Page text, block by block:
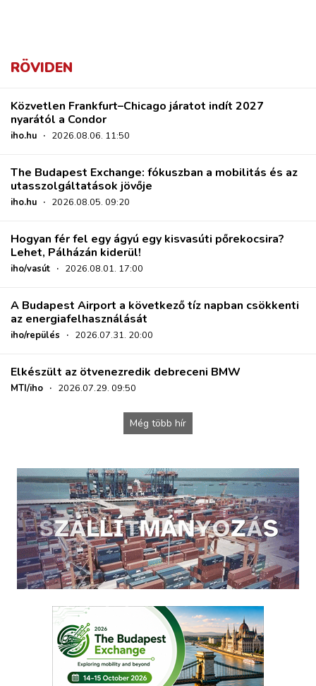
RÖVIDEN
Közvetlen Frankfurt–Chicago járatot indít 2027
nyarától a Condor
iho.hu · 2026.08.06. 11:50
The Budapest Exchange: fókuszban a mobilitás és az
utasszolgáltatások jövője
iho.hu · 2026.08.05. 09:20
Hogyan fér fel egy ágyú egy kisvasúti pőrekocsira?
Lehet, Pálházán kiderül!
iho/vasút · 2026.08.01. 17:00
A Budapest Airport a következő tíz napban csökkenti
az energiafelhasználását
iho/repülés · 2026.07.31. 20:00
Elkészült az ötvenezredik debreceni BMW
MTI/iho · 2026.07.29. 09:50
Még több hír